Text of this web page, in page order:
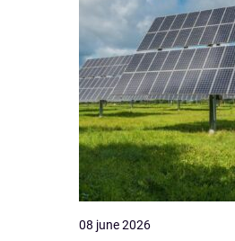
08 june 2026